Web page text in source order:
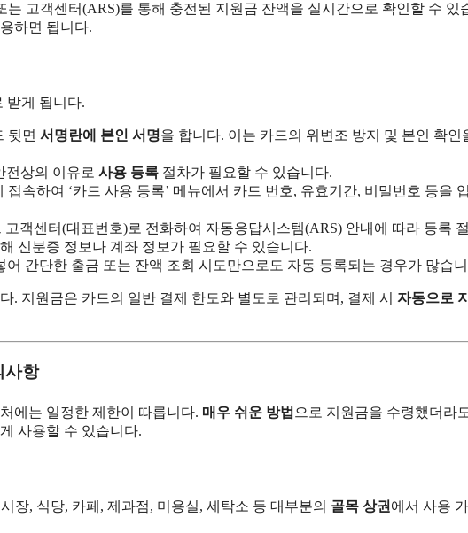
는 고객센터(ARS)를 통해 충전된 지원금 잔액을 실시간으로 확인할 수 있
하면 됩니다.
받게 됩니다.
뒷면 서명란에 본인 서명을 합니다. 이는 카드의 위변조 방지 및 본인 확인
전상의 이유로 사용 등록 절차가 필요할 수 있습니다.
속하여 ‘카드 사용 등록’ 메뉴에서 카드 번호, 유효기간, 비밀번호 등을
객센터(대표번호)로 전화하여 자동응답시스템(ARS) 안내에 따라 등록
신분증 정보나 계좌 정보가 필요할 수 있습니다.
어 간단한 출금 또는 잔액 조회 시도만으로도 자동 등록되는 경우가 많습
. 지원금은 카드의 일반 결제 한도와 별도로 관리되며, 결제 시 자동으로
사항
에는 일정한 제한이 따릅니다. 매우 쉬운 방법 으로 지원금을 수령했더라
사용할 수 있습니다.
장, 식당, 카페, 제과점, 미용실, 세탁소 등 대부분의 골목 상권 에서 사용